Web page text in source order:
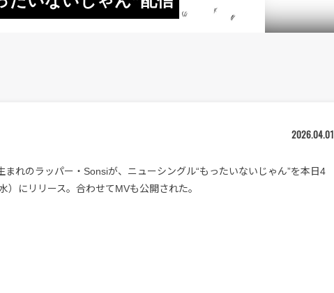
2026.04.01
まれのラッパー・Sonsiが、ニューシングル“もったいないじゃん”を本日4
）にリリース。合わせてMVも公開された。